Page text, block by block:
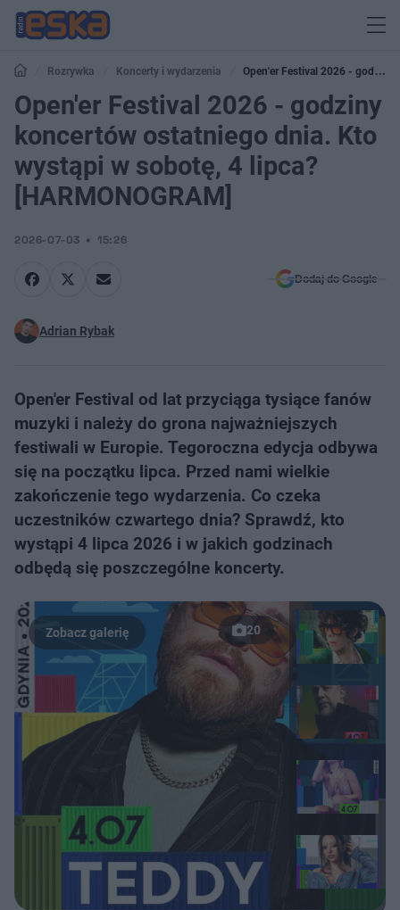
Rozrywka Koncerty i wydarzenia
Open'er Festival 2026 - godziny
koncertów ostatniego dnia. Kto wystąpi w sobotę, 4 lipca? [HARMONOGRAM]
Open'er Festival 2026 - godziny
koncertów ostatniego dnia. Kto
wystąpi w sobotę, 4 lipca?
[HARMONOGRAM]
2026-07-03 15:26
Dodaj do Google
Adrian Rybak
Open'er Festival od lat przyciąga tysiące fanów
muzyki i należy do grona najważniejszych
festiwali w Europie. Tegoroczna edycja odbywa
się na początku lipca. Przed nami wielkie
zakończenie tego wydarzenia. Co czeka
uczestników czwartego dnia? Sprawdź, kto
wystąpi 4 lipca 2026 i w jakich godzinach
odbędą się poszczególne koncerty.
20